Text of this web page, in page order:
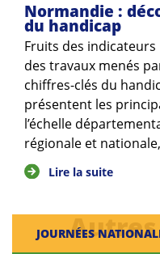
Normandie :
du handicap
Fruits des
des travaux menés
chiffres-clés du
présentent les
l’échelle
régionale et
Lire la suite
JOURNÉES